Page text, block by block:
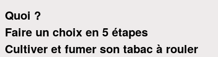
Quoi ?
Faire un choix en 5 étapes
Cultiver et fumer son tabac à rouler